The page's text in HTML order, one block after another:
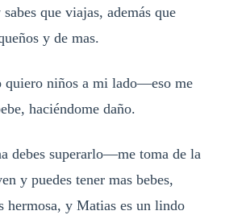
que viajas, además que
y de mas.
quiero niños a mi lado—eso me
haciéndome daño.
debes superarlo—me toma de la
y puedes tener mas bebes,
hermosa, y Matias es un lindo